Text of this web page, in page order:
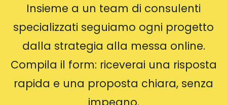
Insieme a un team di consulenti
specializzati seguiamo ogni progetto
dalla strategia alla messa online.
Compila il form: riceverai una risposta
rapida e una proposta chiara, senza
impegno.